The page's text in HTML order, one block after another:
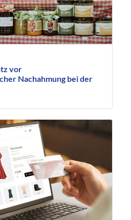
vor
Nachahmung bei der